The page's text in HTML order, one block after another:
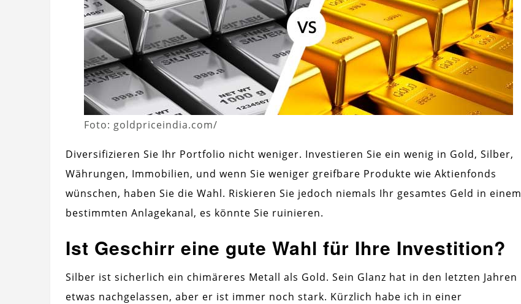
Foto: goldpriceindia.com/
Diversifizieren Sie Ihr Portfolio nicht weniger. Investieren Sie ein wenig in Gold, Silber,
Währungen, Immobilien, und wenn Sie weniger greifbare Produkte wie Aktienfonds
wünschen, haben Sie die Wahl. Riskieren Sie jedoch niemals Ihr gesamtes Geld in einem
bestimmten Anlagekanal, es könnte Sie ruinieren.
Ist Geschirr eine gute Wahl für Ihre Investition?
Silber ist sicherlich ein chimäreres Metall als Gold. Sein Glanz hat in den letzten Jahren
etwas nachgelassen, aber er ist immer noch stark. Kürzlich habe ich in einer